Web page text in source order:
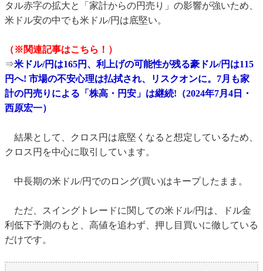
タル赤字の拡大と「家計からの円売り」の影響が強いため、
米ドル安の中でも米ドル/円は底堅い。
（※関連記事はこちら！）
⇒米ドル/円は165円、利上げの可能性が残る豪ドル/円は115
円へ! 市場の不安心理は払拭され、リスクオンに。7月も家
計の円売りによる「株高・円安」は継続!（2024年7月4日・
西原宏一）
結果として、クロス円は底堅くなると想定しているため、
クロス円を中心に取引しています。
中長期の米ドル/円でのロング(買い)はキープしたまま。
ただ、スイングトレードに関しての米ドル/円は、ドル金
利低下予測のもと、高値を追わず、押し目買いに徹している
だけです。